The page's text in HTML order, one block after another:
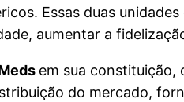
Essas duas
aumentar a
em sua constituição,
do mercado,